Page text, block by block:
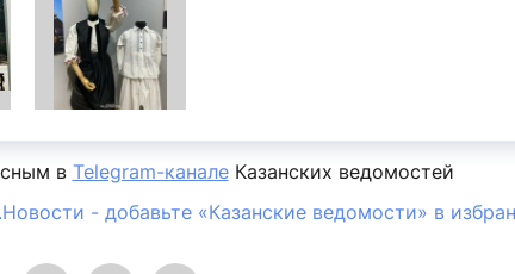
в Telegram-каналеКазанских ведомостей
- добавьте «Казанские ведомости» в